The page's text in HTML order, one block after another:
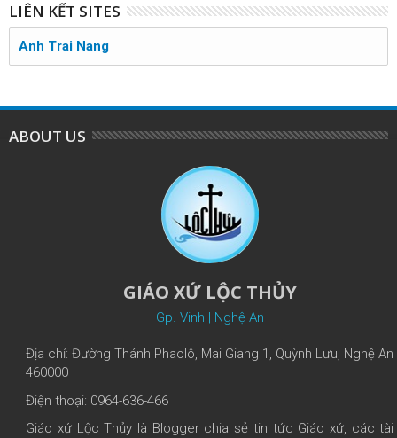
LIÊN KẾT SITES
Anh Trai Nang
ABOUT US
GIÁO XỨ LỘC THỦY
Gp. Vinh | Nghệ An
Địa chỉ: Đường Thánh Phaolô, Mai Giang 1, Quỳnh Lưu, Nghệ An
460000
Điện thoại: 0964-636-466
Giáo xứ Lộc Thủy là Blogger chia sẻ tin tức Giáo xứ, các tài